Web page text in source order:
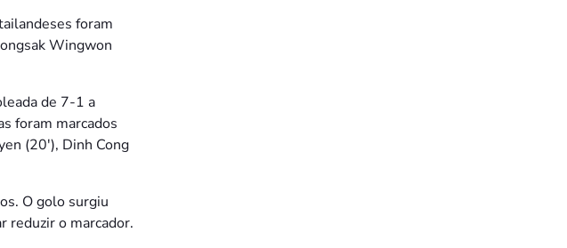
foram
Wingwon
de 7-1 a
foram marcados
(20′), Dinh Cong
O golo surgiu
reduzir o marcador.